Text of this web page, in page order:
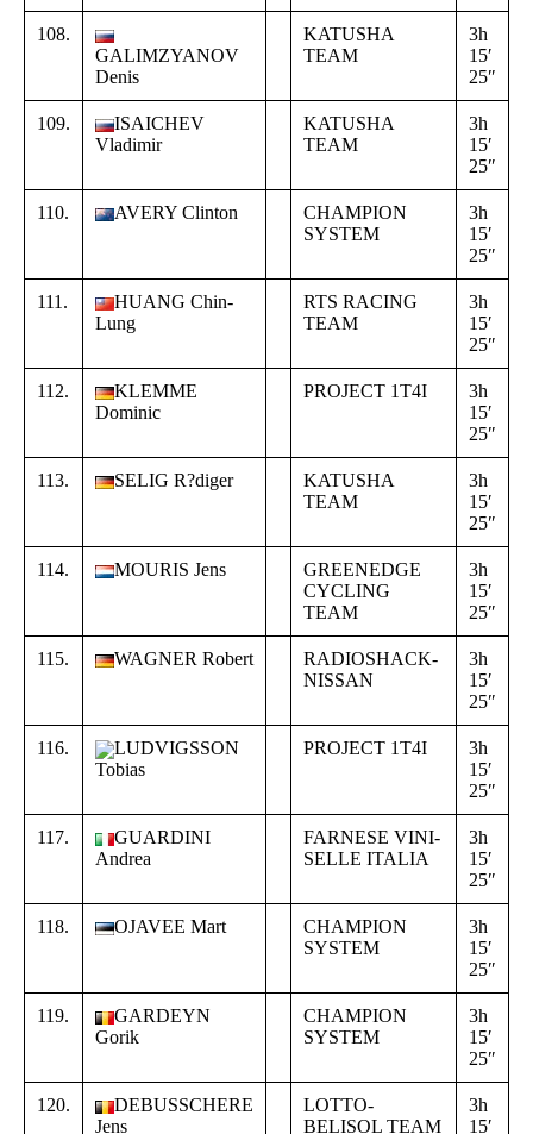
108.
GALIMZYANOV
Denis
KATUSHA
TEAM
3h
15′
25″
109.
ISAICHEV
Vladimir
KATUSHA
TEAM
3h
15′
25″
110. AVERY Clinton
CHAMPION
SYSTEM
3h
15′
25″
111.
HUANG Chin-
Lung
RTS RACING
TEAM
3h
15′
25″
112.
KLEMME
Dominic
PROJECT 1T4I
3h
15′
25″
113. SELIG R?diger
KATUSHA
TEAM
3h
15′
25″
114. MOURIS Jens
GREENEDGE
CYCLING
TEAM
3h
15′
25″
115. WAGNER Robert
RADIOSHACK-
NISSAN
3h
15′
25″
116.
LUDVIGSSON
Tobias
PROJECT 1T4I
3h
15′
25″
117.
GUARDINI
Andrea
FARNESE VINI-
SELLE ITALIA
3h
15′
25″
118. OJAVEE Mart
CHAMPION
SYSTEM
3h
15′
25″
119.
GARDEYN
Gorik
CHAMPION
SYSTEM
3h
15′
25″
120.
DEBUSSCHERE
Jens
LOTTO-
BELISOL TEAM
3h
15′